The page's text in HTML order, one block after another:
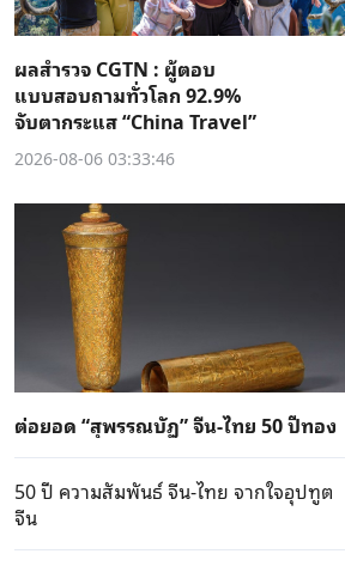
ผลสำรวจ CGTN : ผู้ตอบ
แบบสอบถามทั่วโลก 92.9%
จับตากระแส “China Travel”
2026-08-06 03:33:46
ต่อยอด “สุพรรณบัฏ” จีน-ไทย 50 ปีทอง
50 ปี ความสัมพันธ์ จีน-ไทย จากใจอุปทูต
จีน